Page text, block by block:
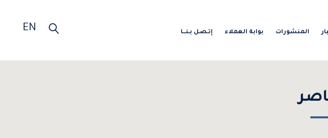
المنشورات بوابة العملاء إتـصـل بـنـــا EN